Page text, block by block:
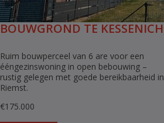
BOUWGROND TE KESSENICH
Ruim bouwperceel van 6 are voor een
ééngezinswoning in open bebouwing –
rustig gelegen met goede bereikbaarheid in
Riemst.
€175.000